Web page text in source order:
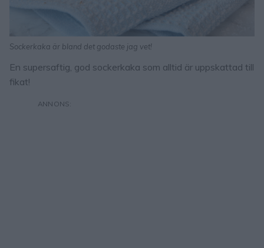
Sockerkaka är bland det godaste jag vet!
En supersaftig, god sockerkaka som alltid är uppskattad till
fikat!